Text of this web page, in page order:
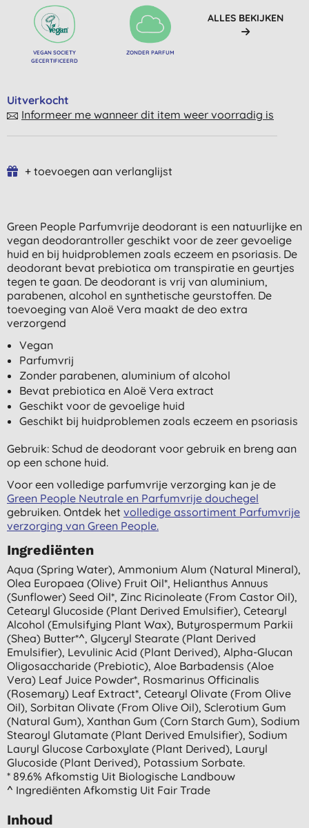
VEGAN SOCIETY
GECERTIFICEERD
ZONDER PARFUM
ALLES BEKIJKEN
Uitverkocht
Informeer me wanneer dit item weer voorradig is
+ toevoegen aan verlanglijst
Green People Parfumvrije deodorant is een natuurlijke en
vegan deodorantroller geschikt voor de zeer gevoelige
huid en bij huidproblemen zoals eczeem en psoriasis. De
deodorant bevat prebiotica om transpiratie en geurtjes
tegen te gaan. De deodorant is vrij van aluminium,
parabenen, alcohol en synthetische geurstoffen. De
toevoeging van Aloë Vera maakt de deo extra
verzorgend
Vegan
Parfumvrij
Zonder parabenen, aluminium of alcohol
Bevat prebiotica en Aloë Vera extract
Geschikt voor de gevoelige huid
Geschikt bij huidproblemen zoals eczeem en psoriasis
Gebruik: Schud de deodorant voor gebruik en breng aan
op een schone huid.
Voor een volledige parfumvrije verzorging kan je de
Green People Neutrale en Parfumvrije douchegel
gebruiken. Ontdek het volledige assortiment Parfumvrije
verzorging van Green People.
Ingrediënten
Aqua (spring Water), Ammonium Alum (natural Mineral),
Olea Europaea (olive) Fruit Oil*, Helianthus Annuus
(sunflower) Seed Oil*, Zinc Ricinoleate (from Castor Oil),
Cetearyl Glucoside (plant Derived Emulsifier), Cetearyl
Alcohol (emulsifying Plant Wax), Butyrospermum Parkii
(shea) Butter*^, Glyceryl Stearate (plant Derived
Emulsifier), Levulinic Acid (plant Derived), Alpha-Glucan
Oligosaccharide (prebiotic), Aloe Barbadensis (aloe
Vera) Leaf Juice Powder*, Rosmarinus Officinalis
(rosemary) Leaf Extract*, Cetearyl Olivate (from Olive
Oil), Sorbitan Olivate (from Olive Oil), Sclerotium Gum
(natural Gum), Xanthan Gum (corn Starch Gum), Sodium
Stearoyl Glutamate (plant Derived Emulsifier), Sodium
Lauryl Glucose Carboxylate (plant Derived), Lauryl
Glucoside (plant Derived), Potassium Sorbate.
* 89.6% Afkomstig Uit Biologische Landbouw
^ Ingrediënten Afkomstig Uit Fair Trade
Inhoud